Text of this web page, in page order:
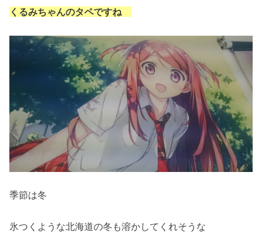
くるみちゃんのタペですね
季節は冬
氷つくような北海道の冬も溶かしてくれそうな